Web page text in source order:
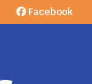
Facebook